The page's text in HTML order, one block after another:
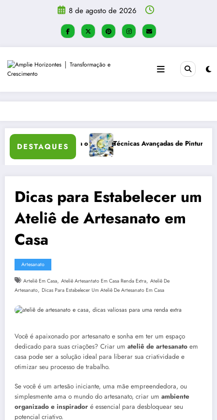
8 de agosto de 2026
DESTAQUES
Avançadas de Pintura em Aquarela com Efeitos Realistas Método
Dicas para Estabelecer um
Ateliê de Artesanato em
Casa
Artesanato
Arteliê Em Casa, Ateliê Artesantato Em Casa Renda Extra, Ateliê De
Artesanato, Dicas Para Estabelecer Um Ateliê De Artesanato Em Casa
Você é apaixonado por artesanato e sonha em ter um espaço
dedicado para suas criações? Criar um ateliê de artesanato em
casa pode ser a solução ideal para liberar sua criatividade e
otimizar seu processo de trabalho.
Se você é um artesão iniciante, uma mãe empreendedora, ou
simplesmente ama o mundo do artesanato, criar um ambiente
organizado e inspirador é essencial para desbloquear seu
potencial criativo.